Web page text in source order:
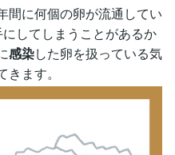
間に何個の卵が流通してい
してしまうことがあるか
感染した卵を扱っている気
ます。